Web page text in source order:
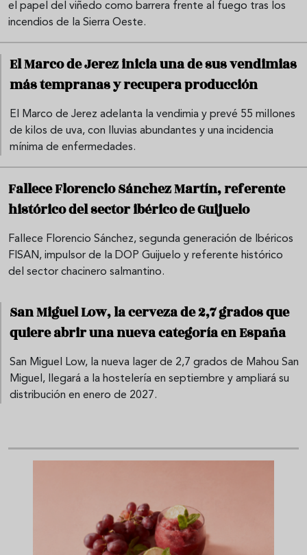
el papel del viñedo como barrera frente al fuego tras los
incendios de la Sierra Oeste.
El Marco de Jerez inicia una de sus vendimias
más tempranas y recupera producción
El Marco de Jerez adelanta la vendimia y prevé 55 millones
de kilos de uva, con lluvias abundantes y una incidencia
mínima de enfermedades.
Fallece Florencio Sánchez Martín, referente
histórico del sector ibérico de Guijuelo
Fallece Florencio Sánchez, segunda generación de Ibéricos
FISAN, impulsor de la DOP Guijuelo y referente histórico
del sector chacinero salmantino.
San Miguel Low, la cerveza de 2,7 grados que
quiere abrir una nueva categoría en España
San Miguel Low, la nueva lager de 2,7 grados de Mahou San
Miguel, llegará a la hostelería en septiembre y ampliará su
distribución en enero de 2027.